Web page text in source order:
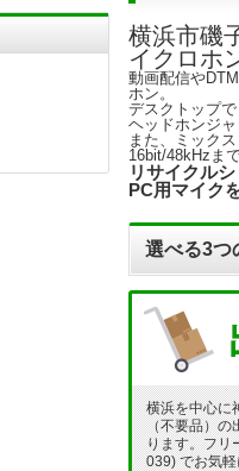
横浜市磯
イクロホ
動画配信や
ホン。
デスクトップ
ヘッドホンジ
また、ミック
16bit/48kHzま
リサイクル
PC用マイク
選べる3つ
横浜を中心に
（不要品）の
ります。フリ
039) でお気